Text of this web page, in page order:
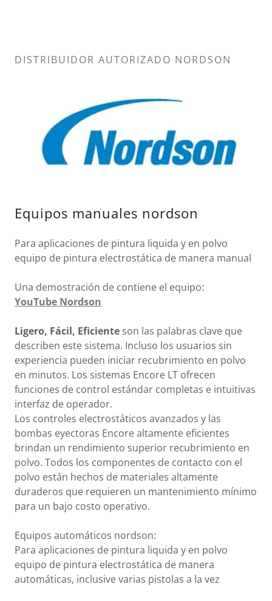
DISTRIBUIDOR AUTORIZADO NORDSON
Equipos manuales nordson
Para aplicaciones de pintura liquida y en polvo
equipo de pintura electrostática de manera manual
Una demostración de contiene el equipo:
YouTube Nordson
Ligero, Fácil, Eficiente son las palabras clave que
describen este sistema. Incluso los usuarios sin
experiencia pueden iniciar recubrimiento en polvo
en minutos. Los sistemas Encore LT ofrecen
funciones de control estándar completas e intuitivas
interfaz de operador.
Los controles electrostáticos avanzados y las
bombas eyectoras Encore altamente eficientes
brindan un rendimiento superior recubrimiento en
polvo. Todos los componentes de contacto con el
polvo están hechos de materiales altamente
duraderos que requieren un mantenimiento mínimo
para un bajo costo operativo.
Equipos automáticos nordson:
Para aplicaciones de pintura liquida y en polvo
equipo de pintura electrostática de manera
automáticas, inclusive varias pistolas a la vez